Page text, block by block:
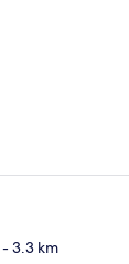
- 3.3 km